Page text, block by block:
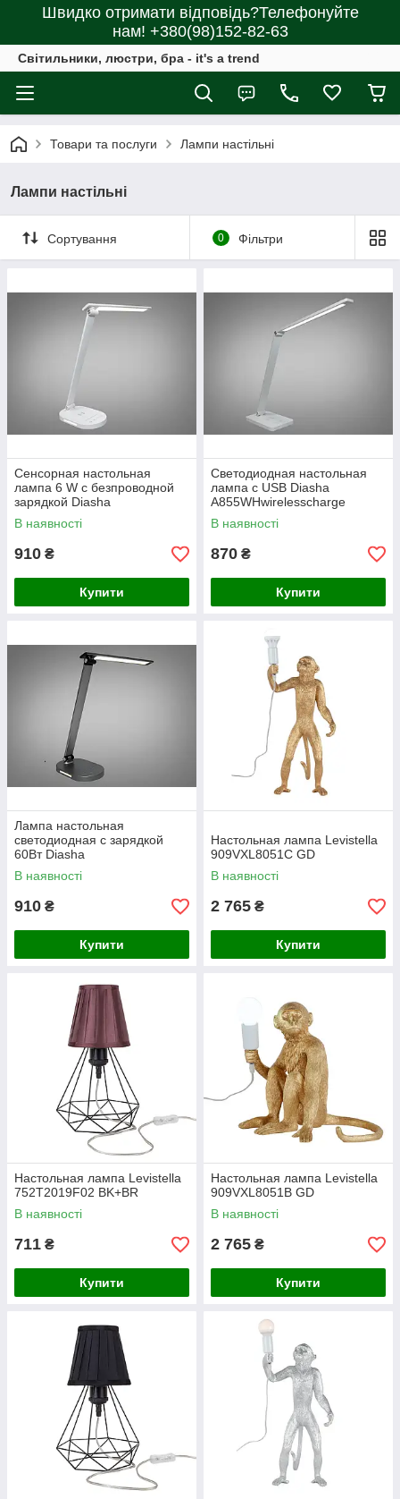
Швидко отримати відповідь?Телефонуйте
нам! +380(98)152-82-63
Світильники, люстри, бра - it's a trend
Товари та послуги Лампи настільні
Лампи настільні
Сортування 0 Фільтри
Сенсорная настольная
лампа 6 W с безпроводной
зарядкой Diasha
A5503WHwirelesscharge
В наявності
910 ₴
Купити
Светодиодная настольная
лампа с USB Diasha
A855WHwirelesscharge
В наявності
870 ₴
Купити
Лампа настольная
светодиодная с зарядкой
60Вт Diasha
A5503GRwirelesscharge
В наявності
910 ₴
Купити
Настольная лампа Levistella
909VXL8051C GD
В наявності
2 765 ₴
Купити
Настольная лампа Levistella
752T2019F02 BK+BR
В наявності
711 ₴
Купити
Настольная лампа Levistella
909VXL8051B GD
В наявності
2 765 ₴
Купити